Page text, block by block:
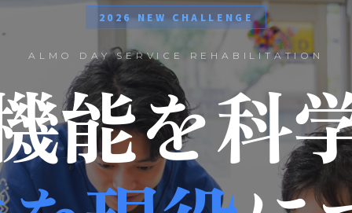
2026 NEW CHALLENGE
ALMO DAY SERVICE REHABILITATION
能を科